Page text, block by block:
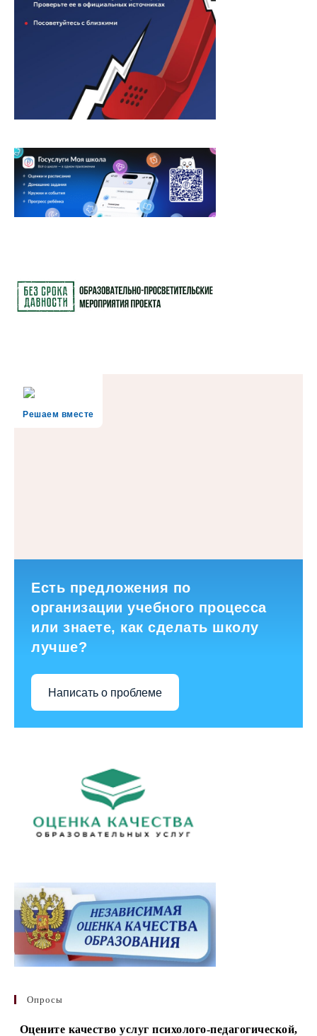
Решаем вместе
Есть предложения по
организации учебного процесса
или знаете, как сделать школу
лучше?
Написать о проблеме
Опросы
Оцените качество услуг психолого-педагогической,